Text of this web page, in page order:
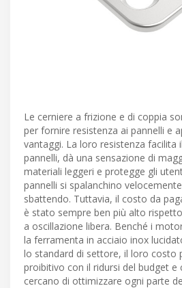
Le cerniere a frizione e di coppia
per fornire resistenza ai pannelli e
vantaggi. La loro resistenza facilita
pannelli, dà una sensazione di
materiali leggeri e protegge gli
pannelli si spalanchino
sbattendo. Tuttavia, il costo da
è stato sempre ben più alto
a oscillazione libera. Benché i
la ferramenta in acciaio inox
lo standard di settore, il loro costo
proibitivo con il ridursi del budget e
cercano di ottimizzare ogni parte